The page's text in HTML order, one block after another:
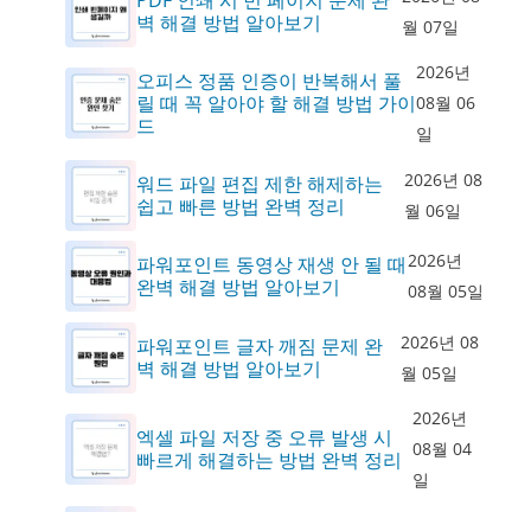
벽 해결 방법 알아보기
월 07일
오피스 정품 인증이 반복해서 풀
릴 때 꼭 알아야 할 해결 방법 가이
드
2026년
08월 06
일
워드 파일 편집 제한 해제하는
쉽고 빠른 방법 완벽 정리
2026년 08
월 06일
파워포인트 동영상 재생 안 될 때
완벽 해결 방법 알아보기
2026년
08월 05일
파워포인트 글자 깨짐 문제 완
벽 해결 방법 알아보기
2026년 08
월 05일
엑셀 파일 저장 중 오류 발생 시
빠르게 해결하는 방법 완벽 정리
2026년
08월 04
일